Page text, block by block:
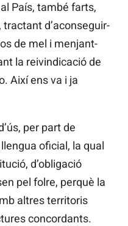
País, també farts,
d’aconseguir-
de mel i menjant-
la reivindicació de
Així ens va i ja
per part de
oficial, la qual
d’obligació
pel folre, perquè la
altres territoris
concordants.